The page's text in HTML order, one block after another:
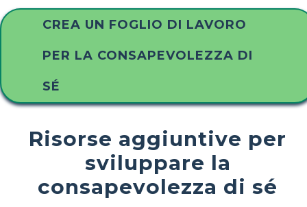
CREA UN FOGLIO DI LAVORO
PER LA CONSAPEVOLEZZA DI
SÉ
Risorse aggiuntive per
sviluppare la
consapevolezza di sé